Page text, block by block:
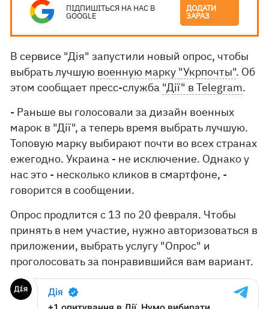
ПІДПИШІТЬСЯ НА НАС В
GOOGLE
ДОДАТИ
ЗАРАЗ
В сервисе "Дія" запустили новый опрос, чтобы
выбрать лучшую военную марку "Укрпочты". Об
этом сообщает пресс-служба "Дії" в Telegram.
- Раньше вы голосовали за дизайн военных
марок в "Дії", а теперь время выбрать лучшую.
Топовую марку выбирают почти во всех странах
ежегодно. Украина - не исключение. Однако у
нас это - несколько кликов в смартфоне, -
говорится в сообщении.
Опрос продлится с 13 по 20 февраля. Чтобы
принять в нем участие, нужно авторизоваться в
приложении, выбрать услугу "Опрос" и
проголосовать за понравившийся вам вариант.